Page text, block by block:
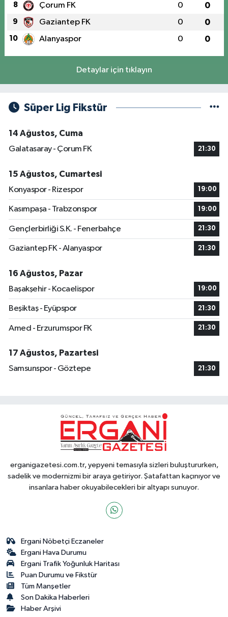
8 Çorum FK 0 0
9 Gaziantep FK 0 0
10 Alanyaspor 0 0
Detaylar için tıklayın
Süper Lig Fikstür
14 Ağustos, Cuma
Galatasaray - Çorum FK
21:30
15 Ağustos, Cumartesi
Konyaspor - Rizespor
19:00
Kasımpaşa - Trabzonspor 19:00
Gençlerbirliği S.K. - Fenerbahçe 21:30
Gaziantep FK - Alanyaspor 21:30
16 Ağustos, Pazar
Başakşehir - Kocaelispor
19:00
Beşiktaş - Eyüpspor 21:30
Amed - Erzurumspor FK 21:30
17 Ağustos, Pazartesi
Samsunspor - Göztepe
21:30
erganigazetesi.com.tr, yepyeni temasıyla sizleri buluştururken,
sadelik ve modernizmi bir araya getiriyor. Şatafattan kaçınıyor ve
insanlara haber okuyabilecekleri bir altyapı sunuyor.
Ergani Nöbetçi Eczaneler
Ergani Hava Durumu
Ergani Trafik Yoğunluk Haritası
Puan Durumu ve Fikstür
Tüm Manşetler
Son Dakika Haberleri
Haber Arşivi